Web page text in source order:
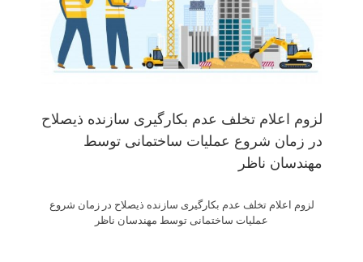
لزوم اعلام تخلف عدم بکارگیری سازنده ذیصلاح
در زمان شروع عملیات ساختمانی توسط
مهندسان ناظر
لزوم اعلام تخلف عدم بکارگیری سازنده ذیصلاح در زمان شروع
عملیات ساختمانی توسط مهندسان ناظر